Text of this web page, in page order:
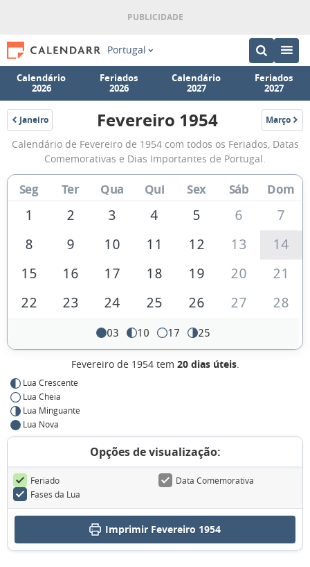
Portugal
Calendário
2026
Feriados
2026
Calendário
2027
Feriados
2027
Janeiro
1954
Calendário
de
Fevereiro
de
1954
Fevereiro 1954 Março
1954
Calendário de Fevereiro de 1954 com todos os Feriados, Datas
Comemorativas e Dias Importantes de Portugal.
Seg Ter Qua Qui Sex Sáb Dom
1 2 3 4 5 6
7
8
9 10 11 12 13
14
15
16 17 18 19 20
21
22
23 24 25 26 27 28
03 10 17 25
Fevereiro de 1954 tem 20 dias úteis.
Lua Crescente
Lua Cheia
Lua Minguante
Lua Nova
Opções de visualização:
Feriado
Data Comemorativa
Fases da Lua
Imprimir Fevereiro 1954